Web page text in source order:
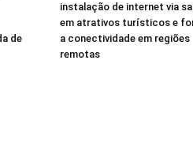
de
instalação de internet via
em atrativos turísticos e
a conectividade em regiões
remotas